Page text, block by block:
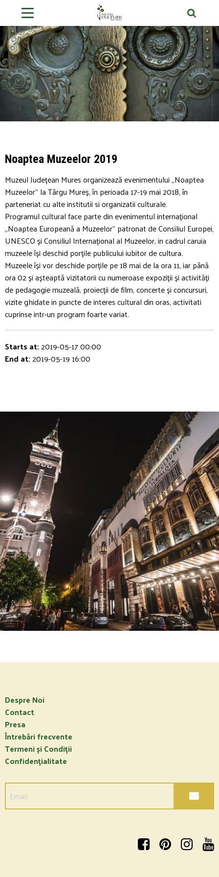
Noaptea Muzeelor 2019
Muzeul Județean Mures organizează evenimentului „Noaptea
Muzeelor” la Târgu Mureș, în perioada 17-19 mai 2018, în
parteneriat cu alte institutii si organizatii culturale.
Programul cultural face parte din evenimentul internațional
„Noaptea Europeană a Muzeelor” patronat de Consiliul Europei,
UNESCO și Consiliul Internațional al Muzeelor, in cadrul caruia
muzeele își deschid porțile publicului iubitor de cultura.
Muzeele își vor deschide porțile pe 18 mai de la ora 11, iar până
ora 02 și așteaptă vizitatorii cu numeroase expoziții și activități
de pedagogie muzeală, proiecții de film, concerte și concursuri,
vizite ghidate in puncte de interes cultural din oras, activitati
cuprinse intr-un program foarte variat.
Starts at:2019-05-17 00:00
End at:2019-05-19 16:00
Despre Noi
Contact
Presa
Întrebări frecvente
Termeni și Condiții
Confidențialitate